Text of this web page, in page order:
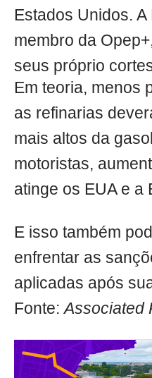
Estados Unidos.
membro da
seus próprio
Em teoria, menos
as refinarias
mais altos da
motoristas,
atinge os EUA e a
E isso também
enfrentar as
aplicadas após
Fonte:Associated